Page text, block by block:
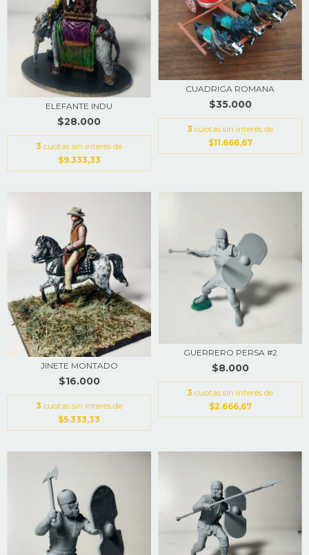
ELEFANTE INDU
$28.000
3 cuotas sin interés de
$9.333,33
CUADRIGA ROMANA
$35.000
3 cuotas sin interés de
$11.666,67
JINETE MONTADO
$16.000
3 cuotas sin interés de
$5.333,33
GUERRERO PERSA #2
$8.000
3 cuotas sin interés de
$2.666,67